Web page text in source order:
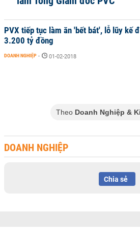
PVX tiếp tục làm ăn 'bết bát', lỗ lũy kế
3.200 tỷ đồng
DOANH NGHIỆP - 01-02-2018
Theo Doanh Nghiệp &
DOANH NGHIỆP
Chia sẻ